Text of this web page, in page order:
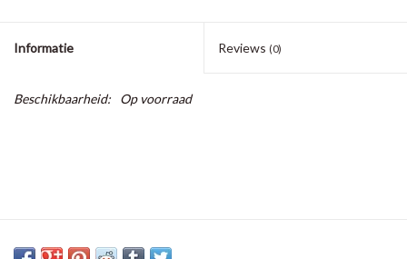
Informatie Reviews (0)
Beschikbaarheid: Op voorraad